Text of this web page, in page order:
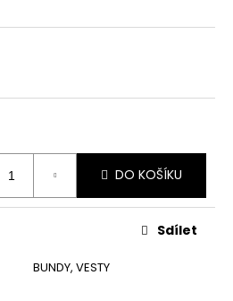
DO KOŠÍKU
BUNDY, VESTY
Sdílet